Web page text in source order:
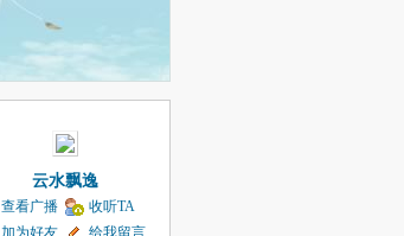
云水飘逸
查看广播
收听TA
加为好友
给我留言